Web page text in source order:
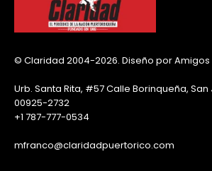
© Claridad 2004-2026. Diseño por Amigos
Urb. Santa Rita, #57 Calle Borinqueña, San
00925-2732
+1 787-777-0534
mfranco@claridadpuertorico.com